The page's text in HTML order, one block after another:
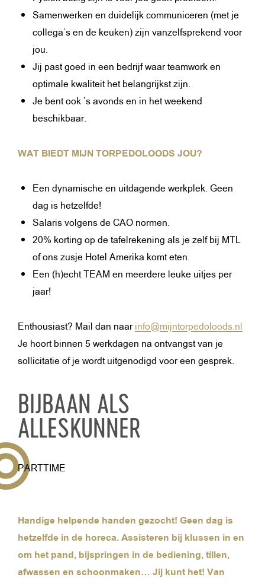
Samenwerken en duidelijk communiceren (met je
collega’s en de keuken) zijn vanzelfsprekend voor
jou.
Jij past goed in een bedrijf waar teamwork en
optimale kwaliteit het belangrijkst zijn.
Je bent ook ’s avonds en in het weekend
beschikbaar.
WAT BIEDT MIJN TORPEDOLOODS JOU?
Een dynamische en uitdagende werkplek. Geen
dag is hetzelfde!
Salaris volgens de CAO normen.
20% korting op de tafelrekening als je zelf bij MTL
of ons zusje Hotel Amerika komt eten.
Een (h)echt TEAM en meerdere leuke uitjes per
jaar!
Enthousiast? Mail dan naarinfo@mijntorpedoloods.nl
Je hoort binnen 5 werkdagen na ontvangst van je
sollicitatie of je wordt uitgenodigd voor een gesprek.
BIJBAAN ALS
ALLESKUNNER
PARTTIME
Handige helpende handen gezocht! Geen dag is
hetzelfde in de horeca. Assisteren bij klussen in en
om het pand, bijspringen in de bediening, tillen,
afwassen en schoonmaken… Jij kunt het! Van